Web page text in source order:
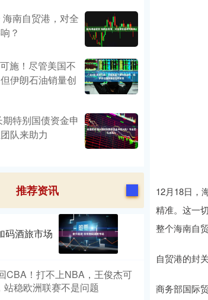
12月18日，
精准。这一
整个海南自
自贸港的封
商务部国际
南自贸港，对全
？
施！尽管美国不
伊朗石油销量创
特别国债资金申
队来助力
推荐资讯
码酒旅市场
CBA！打不上NBA，王俊杰可
站稳欧洲联赛不是问题